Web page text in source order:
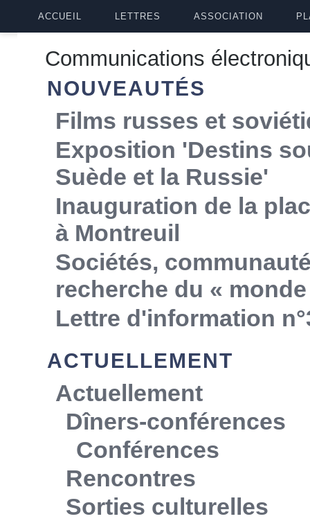
ACCUEIL LETTRES ASSOCIATION
Communications
NOUVEAUTÉS
Films russes et
Exposition 'Destins
Suède et la Russie'
Inauguration de la
à Montreuil
Sociétés,
recherche du «
Lettre d'information
ACTUELLEMENT
Actuellement
Dîners-conférences
Conférences
Rencontres
Sorties culturelles